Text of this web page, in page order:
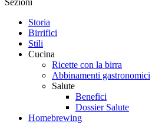
Sezioni
Storia
Birrifici
Stili
Cucina
Ricette con la birra
Abbinamenti gastronomici
Salute
Benefici
Dossier Salute
Homebrewing